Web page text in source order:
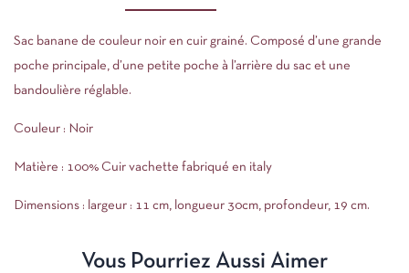
Sac banane de couleur noir en cuir grainé. Composé d’une grande
poche principale, d’une petite poche à l’arrière du sac et une
bandoulière réglable.
Couleur : Noir
Matière : 100% Cuir vachette fabriqué en italy
Dimensions : largeur : 11 cm, longueur 30cm, profondeur, 19 cm.
Vous Pourriez Aussi Aimer